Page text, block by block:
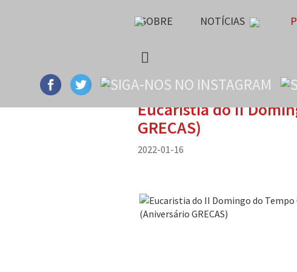
SOBRE NOTÍCIAS
Eucaristia do II
GRECAS)
2022-01-16